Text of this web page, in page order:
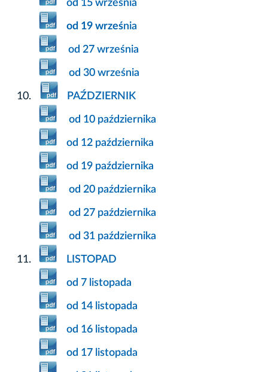
od 15 września
od 19 września
od 27 września
od 30 września
PAŹDZIERNIK
od 10 października
od 12 października
od 19 października
od 20 października
od 27 października
od 31 października
LISTOPAD
od 7 listopada
od 14 listopada
od 16 listopada
od 17 listopada